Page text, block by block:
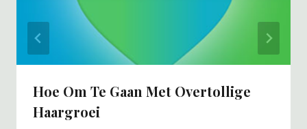
Hoe Om Te Gaan Met Overtollige
Haargroei